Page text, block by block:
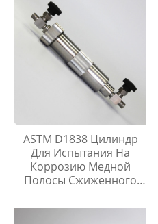
ASTM D1838 Цилиндр
Для Испытания На
Коррозию Медной
Полосы Сжиженного